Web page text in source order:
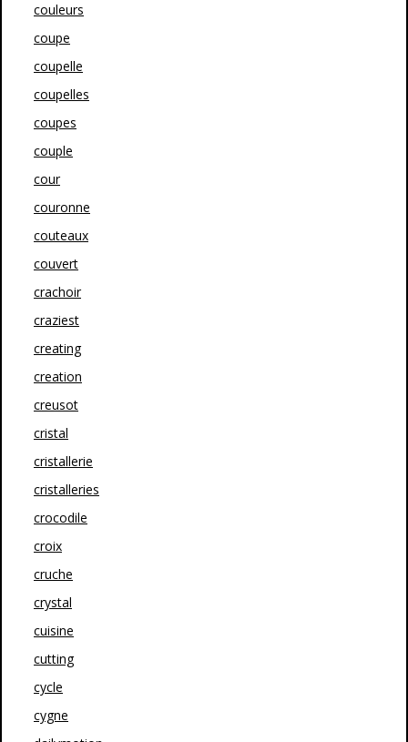
couleurs
coupe
coupelle
coupelles
coupes
couple
cour
couronne
couteaux
couvert
crachoir
craziest
creating
creation
creusot
cristal
cristallerie
cristalleries
crocodile
croix
cruche
crystal
cuisine
cutting
cycle
cygne